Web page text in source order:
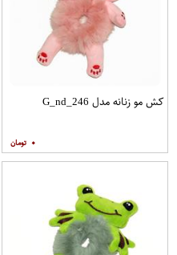
کش مو زنانه مدل G_nd_246
۰